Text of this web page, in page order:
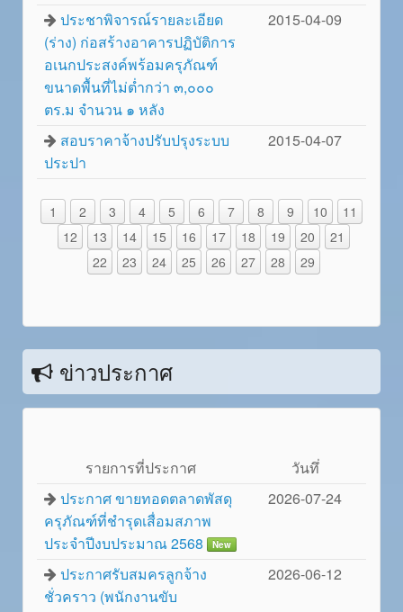
ประชาพิจารณ์รายละเอียด
(ร่าง) ก่อสร้างอาคารปฏิบัติการ
อเนกประสงค์พร้อมครุภัณฑ์
ขนาดพื้นที่ไม่ต่ำกว่า ๓,๐๐๐
ตร.ม จำนวน ๑ หลัง
2015-04-09
สอบราคาจ้างปรับปรุงระบบ
ประปา
2015-04-07
1 2 3 4 5 6 7 8 9 10
11
12
13 14 15 16 17 18 19 20
21
22
23 24 25 26 27 28 29
ข่าวประกาศ
รายการที่ประกาศ
วันทึ่
ประกาศ ขายทอดตลาดพัสดุ
ครุภัณฑ์ที่ชำรุดเสื่อมสภาพ
ประจำปีงบประมาณ 2568
New
2026-07-24
ประกาศรับสมครลูกจ้าง
ชั่วคราว (พนักงานขับ
2026-06-12